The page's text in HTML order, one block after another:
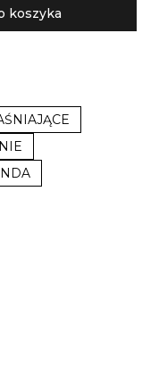
koszyka